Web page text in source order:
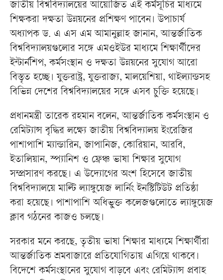
জাতীয় বিশ্ববিদ্যালয়ের আয়োজিত এই কর্মসূচির মাধ্যমে
শিক্ষকরা দক্ষতা উন্নয়নের প্রশিক্ষণ পাবেন। উপাচার্য
অধ্যাপক ড. এ এস এম আমানুল্লাহ জানান, আন্তর্জাতিক
বিশ্ববিদ্যালয়গুলোর সঙ্গে এমওইউর মাধ্যমে শিক্ষার্থীদের
ইন্টার্নশিপ, কর্মসংস্থান ও দক্ষতা উন্নয়নের সুযোগ আরো
বিস্তৃত হচ্ছে। যুক্তরাষ্ট্র, যুক্তরাজ্য, মালয়েশিয়া, থাইল্যান্ডসহ
বিভিন্ন দেশের বিশ্ববিদ্যালয়ের সঙ্গে এসব চুক্তি হয়েছে।
প্রধানমন্ত্রী তারেক রহমান বলেন, আন্তর্জাতিক কর্মসংস্থান ও
রেমিট্যান্স বৃদ্ধির লক্ষ্যে জাতীয় বিশ্ববিদ্যালয় ইংরেজির
পাশাপাশি ম্যান্ডারিন, জাপানিজ, কোরিয়ান, আরবি,
ইতালিয়ান, স্প্যানিশ ও ফ্রেঞ্চ ভাষা শিক্ষার সুযোগ
সম্প্রসারণ করছে। এ উদ্যোগের অংশ হিসেবে জাতীয়
বিশ্ববিদ্যালয়ে মাল্টি ল্যাঙ্গুয়েজ লার্নিং ইনস্টিটিউট প্রতিষ্ঠা
করা হয়েছে। পাশাপাশি অধিভুক্ত কলেজগুলোতে ল্যাঙ্গুয়েজ
ক্লাব গঠনের কাজও চলছে।
সরকার মনে করছে, তৃতীয় ভাষা শিক্ষার মাধ্যমে শিক্ষার্থীরা
আন্তর্জাতিক শ্রমবাজারে প্রতিযোগিতায় এগিয়ে থাকবে।
বিদেশে কর্মসংস্থানের সুযোগ বাড়বে এবং রেমিট্যান্স প্রবাহ